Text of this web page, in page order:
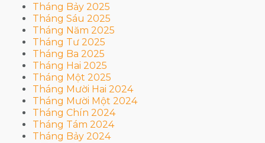
Tháng Bảy 2025
Tháng Sáu 2025
Tháng Năm 2025
Tháng Tư 2025
Tháng Ba 2025
Tháng Hai 2025
Tháng Một 2025
Tháng Mười Hai 2024
Tháng Mười Một 2024
Tháng Chín 2024
Tháng Tám 2024
Tháng Bảy 2024